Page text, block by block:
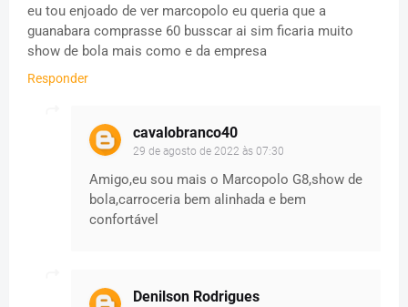
eu tou enjoado de ver marcopolo eu queria que a
guanabara comprasse 60 busscar ai sim ficaria muito
show de bola mais como e da empresa
Responder
cavalobranco40
29 de agosto de 2022 às 07:30
Amigo,eu sou mais o Marcopolo G8,show de
bola,carroceria bem alinhada e bem
confortável
Denilson Rodrigues